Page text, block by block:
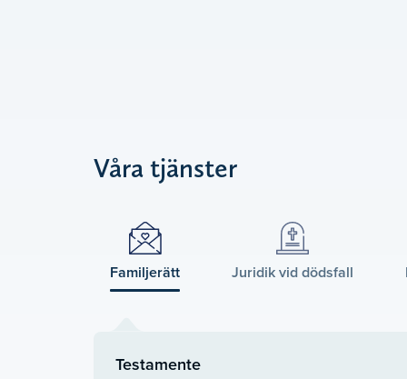
Våra tjänster
Familjerätt Juridik vid dödsfall
Testamente